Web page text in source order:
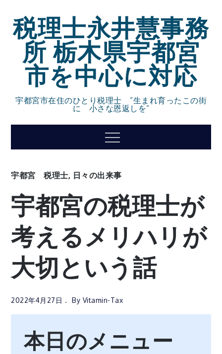
content
税理士永井慧事務
所 栃木県宇都宮
市を中心に対応
宇都宮市在住のひとり税理士 ”生まれ育ったこの街
に 小さな恩返しを”
Menu
宇都宮 税理士, 日々の出来事
宇都宮の税理士が
考えるメリハリが
大切という話
2022年4月27日 By Vitamin-Tax
本日のメニュー